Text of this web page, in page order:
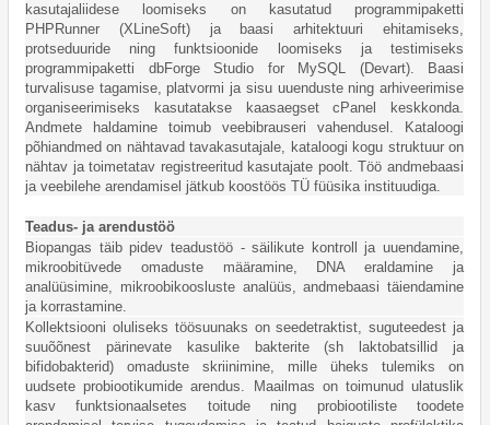
kasutajaliidese loomiseks on kasutatud programmipaketti
PHPRunner (XLineSoft) ja baasi arhitektuuri ehitamiseks,
protseduuride ning funktsioonide loomiseks ja testimiseks
programmipaketti dbForge Studio for MySQL (Devart). Baasi
turvalisuse tagamise, platvormi ja sisu uuenduste ning arhiveerimise
organiseerimiseks kasutatakse kaasaegset cPanel keskkonda.
Andmete haldamine toimub veebibrauseri vahendusel. Kataloogi
põhiandmed on nähtavad tavakasutajale, kataloogi kogu struktuur on
nähtav ja toimetatav registreeritud kasutajate poolt. Töö andmebaasi
ja veebilehe arendamisel jätkub koostöös TÜ füüsika instituudiga.
Teadus- ja arendustöö
Biopangas täib pidev teadustöö - säilikute kontroll ja uuendamine,
mikroobitüvede omaduste määramine, DNA eraldamine ja
analüüsimine, mikroobikoosluste analüüs, andmebaasi täiendamine
ja korrastamine.
Kollektsiooni oluliseks töösuunaks on seedetraktist, suguteedest ja
suuõõnest pärinevate kasulike bakterite (sh laktobatsillid ja
bifidobakterid) omaduste skriinimine, mille üheks tulemiks on
uudsete probiootikumide arendus. Maailmas on toimunud ulatuslik
kasv funktsionaalsetes toitude ning probiootiliste toodete